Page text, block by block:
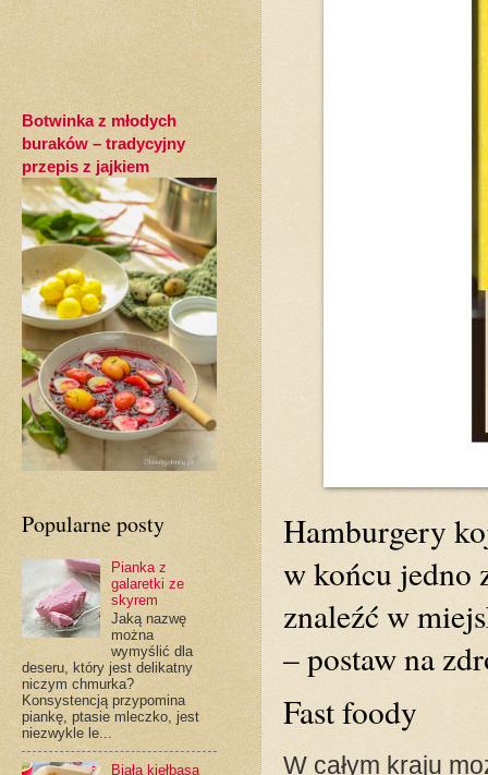
Hamburgery
w końcu jedno
znaleźć w
– postaw na
Fast foody
W całym kraju
Botwinka z młodych
buraków – tradycyjny
przepis z jajkiem
Popularne posty
Pianka z
galaretki ze
skyrem
Jaką nazwę
można
wymyślić dla
deseru, który jest delikatny
niczym chmurka?
Konsystencją przypomina
piankę, ptasie mleczko, jest
niezwykle le...
Biała kiełbasa